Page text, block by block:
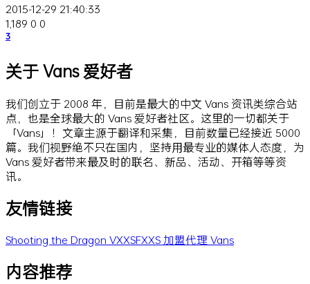
2015-12-29 21:40:33
1,189 0 0
3
关于 Vans 爱好者
我们创立于 2008 年，目前是最大的中文 Vans 资讯类综合站
点，也是全球最大的 Vans 爱好者社区。这里的一切都关于
「Vans」！文章主源于翻译和采集，目前数量已经接近 5000
篇。我们视野绝不只在国内，坚持用最专业的媒体人态度，为
Vans 爱好者带来最及时的联名、新品、活动、开箱等等资
讯。
友情链接
Shooting the Dragon VXXSFXXS加盟代理 Vans
内容推荐